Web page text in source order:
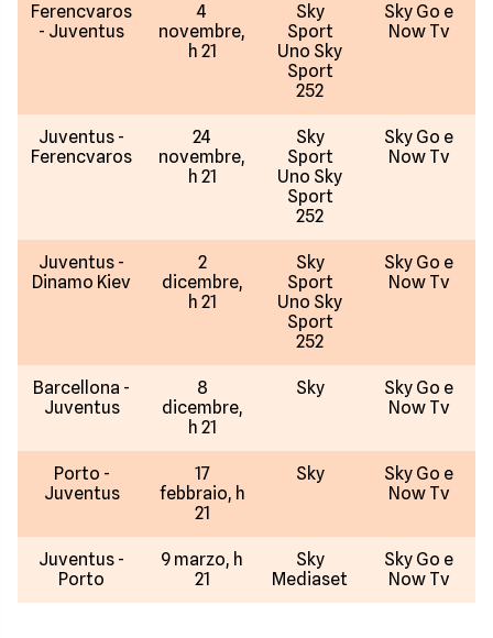
Ferencvaros
- Juventus
4
novembre,
h 21
Sky
Sport
Uno Sky
Sport
252
Sky Go e
Now Tv
Juventus -
Ferencvaros
24
novembre,
h 21
Sky
Sport
Uno Sky
Sport
252
Sky Go e
Now Tv
Juventus -
Dinamo Kiev
2
dicembre,
h 21
Sky
Sport
Uno Sky
Sport
252
Sky Go e
Now Tv
Barcellona -
Juventus
8
dicembre,
h 21
Sky
Sky Go e
Now Tv
Porto -
Juventus
17
febbraio, h
21
Sky
Sky Go e
Now Tv
Juventus -
Porto
9 marzo, h
21
Sky
Mediaset
Sky Go e
Now Tv